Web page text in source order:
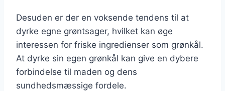
Desuden er der en voksende tendens til at
dyrke egne grøntsager, hvilket kan øge
interessen for friske ingredienser som grønkål.
At dyrke sin egen grønkål kan give en dybere
forbindelse til maden og dens
sundhedsmæssige fordele.